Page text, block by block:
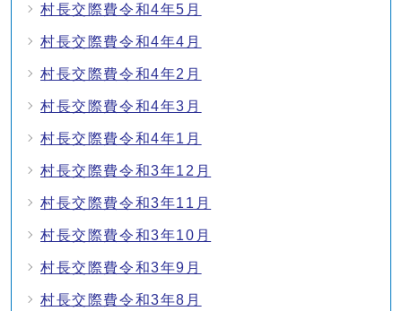
村長交際費令和4年5月
村長交際費令和4年4月
村長交際費令和4年2月
村長交際費令和4年3月
村長交際費令和4年1月
村長交際費令和3年12月
村長交際費令和3年11月
村長交際費令和3年10月
村長交際費令和3年9月
村長交際費令和3年8月